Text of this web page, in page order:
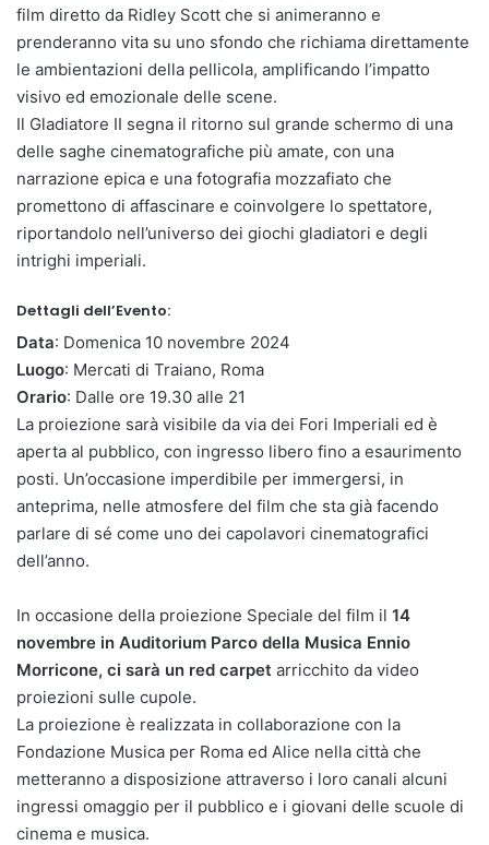
film diretto da Ridley Scott che si animeranno e
prenderanno vita su uno sfondo che richiama direttamente
le ambientazioni della pellicola, amplificando l’impatto
visivo ed emozionale delle scene.
Il Gladiatore II segna il ritorno sul grande schermo di una
delle saghe cinematografiche più amate, con una
narrazione epica e una fotografia mozzafiato che
promettono di affascinare e coinvolgere lo spettatore,
riportandolo nell’universo dei giochi gladiatori e degli
intrighi imperiali.
Dettagli dell’Evento:
Data: Domenica 10 novembre 2024
Luogo: Mercati di Traiano, Roma
Orario: Dalle ore 19.30 alle 21
La proiezione sarà visibile da via dei Fori Imperiali ed è
aperta al pubblico, con ingresso libero fino a esaurimento
posti. Un’occasione imperdibile per immergersi, in
anteprima, nelle atmosfere del film che sta già facendo
parlare di sé come uno dei capolavori cinematografici
dell’anno.
In occasione della proiezione Speciale del film il 14
novembre in Auditorium Parco della Musica Ennio
Morricone, ci sarà un red carpet arricchito da video
proiezioni sulle cupole.
La proiezione è realizzata in collaborazione con la
Fondazione Musica per Roma ed Alice nella città che
metteranno a disposizione attraverso i loro canali alcuni
ingressi omaggio per il pubblico e i giovani delle scuole di
cinema e musica.